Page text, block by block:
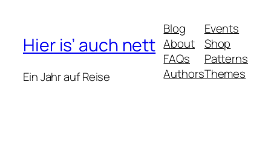
Hier is’ auch nett
Ein Jahr auf Reise
Blog
About
FAQs
Authors
Events
Shop
Patterns
Themes